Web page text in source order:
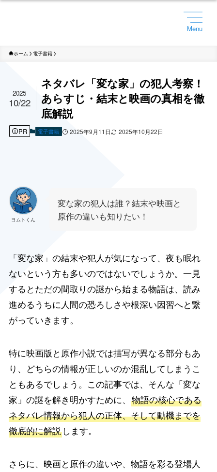
Menu
ホーム 電子書籍
ネタバレ「変な家」の犯人考察！
あらすじ・結末と映画の真相を徹
底解説
2025
10/22
PR 電子書籍 2025年9月11日 2025年10月22日
ヨムトくん
変な家の犯人は誰？結末や映画と
原作の違いも知りたい！
「変な家」の結末や犯人が気になって、夜も眠れ
ないという方も多いのではないでしょうか。一見
するとただの間取りの謎から始まる物語は、読み
進めるうちに人間の恐ろしさや根深い因習へと繋
がっていきます。
特に映画版と原作小説では描写が異なる部分もあ
り、どちらの情報が正しいのか混乱してしまうこ
ともあるでしょう。この記事では、そんな「変な
家」の謎を解き明かすために、 物語の核心である
ネタバレ情報から犯人の正体、そして動機までを
徹底的に解説します。
さらに、映画と原作の違いや、物語を彩る登場人